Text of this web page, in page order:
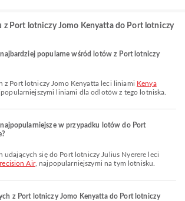
z Port lotniczy Jomo Kenyatta do Port lotniczy
popularne wśród lotów z Port lotniczy
z Port lotniczy Jomo Kenyatta leci liniami Kenya
liniami dla odlotów z tego lotniska.
w przypadku lotów do Port
Air, najpopularniejszymi na tym lotnisku.
z Port lotniczy Jomo Kenyatta do Port lotniczy